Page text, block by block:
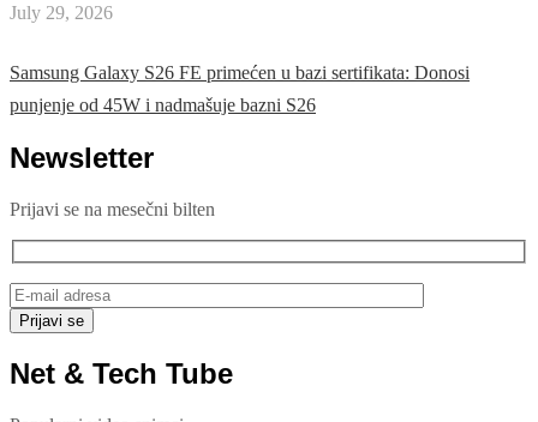
July 29, 2026
Samsung Galaxy S26 FE primećen u bazi sertifikata: Donosi
punjenje od 45W i nadmašuje bazni S26
Newsletter
Prijavi se na mesečni bilten
Net & Tech Tube